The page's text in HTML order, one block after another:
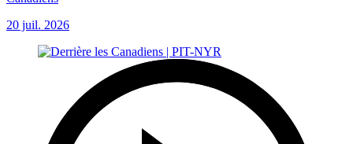
20 juil. 2026